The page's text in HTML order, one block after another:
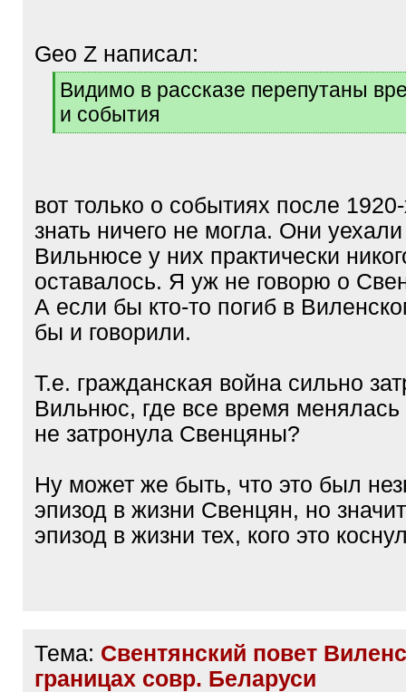
Geo Z написал:
[
q
]
Видимо в рассказе перепутаны
и события
[
вот только о событиях после
знать ничего не могла. Они
Вильнюсе у них практически
оставалось. Я уж не говорю о
А если бы кто-то погиб в
бы и говорили.
Т.е. гражданская война сильно
Вильнюс, где все время менялась
не затронула Свенцяны?
Ну может же быть, что это был
эпизод в жизни Свенцян, но
эпизод в жизни тех, кого это
Тема: Свентянский повет
границах совр. Беларуси